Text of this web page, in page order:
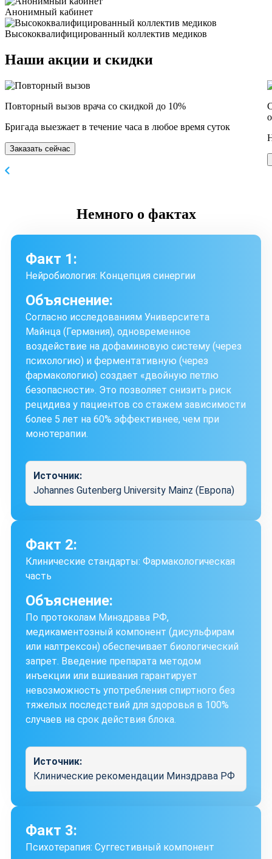
Анонимный кабинет
Высококвалифицированный коллектив медиков
Наши акции и скидки
Повторный вызов врача со скидкой до 10%
Бригада выезжает в течение часа в любое время суток
Заказать сейчас
Немного о фактах
Факт 1:
Нейробиология: Концепция синергии
Объяснение:
Согласно исследованиям Университета
Майнца (Германия), одновременное
воздействие на дофаминовую систему (через
психологию) и ферментативную (через
фармакологию) создает «двойную петлю
безопасности». Это позволяет снизить риск
рецидива у пациентов со стажем зависимости
более 5 лет на 60% эффективнее, чем при
монотерапии.
Источник:
Johannes Gutenberg University Mainz (Европа)
Факт 2:
Клинические стандарты: Фармакологическая
часть
Объяснение:
По протоколам Минздрава РФ,
медикаментозный компонент (дисульфирам
или налтрексон) обеспечивает биологический
запрет. Введение препарата методом
инъекции или вшивания гарантирует
невозможность употребления спиртного без
тяжелых последствий для здоровья в 100%
случаев на срок действия блока.
Источник:
Клинические рекомендации Минздрава РФ
Факт 3:
Психотерапия: Суггестивный компонент